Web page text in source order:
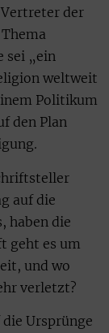
der
sei „ein
weltweit
Politikum
den Plan
auf die
haben die
geht es um
und wo
verletzt?
Ursprünge